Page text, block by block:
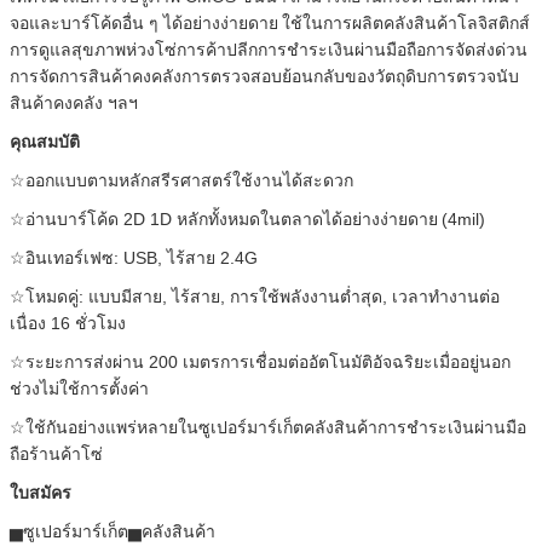
จอและบาร์โค้ดอื่น ๆ ได้อย่างง่ายดาย ใช้ในการผลิตคลังสินค้าโลจิสติกส์
การดูแลสุขภาพห่วงโซ่การค้าปลีกการชำระเงินผ่านมือถือการจัดส่งด่วน
การจัดการสินค้าคงคลังการตรวจสอบย้อนกลับของวัตถุดิบการตรวจนับ
สินค้าคงคลัง ฯลฯ
คุณสมบัติ
☆ออกแบบตามหลักสรีรศาสตร์ใช้งานได้สะดวก
☆อ่านบาร์โค้ด 2D 1D หลักทั้งหมดในตลาดได้อย่างง่ายดาย (4mil)
☆อินเทอร์เฟซ: USB, ไร้สาย 2.4G
☆โหมดคู่: แบบมีสาย, ไร้สาย, การใช้พลังงานต่ำสุด, เวลาทำงานต่อ
เนื่อง 16 ชั่วโมง
☆ระยะการส่งผ่าน 200 เมตรการเชื่อมต่ออัตโนมัติอัจฉริยะเมื่ออยู่นอก
ช่วงไม่ใช้การตั้งค่า
☆ใช้กันอย่างแพร่หลายในซูเปอร์มาร์เก็ตคลังสินค้าการชำระเงินผ่านมือ
ถือร้านค้าโซ่
ใบสมัคร
▅ซูเปอร์มาร์เก็ต▅คลังสินค้า